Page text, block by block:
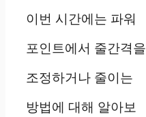
이번 시간에는 파워
포인트에서 줄간격을
조정하거나 줄이는
방법에 대해 알아보